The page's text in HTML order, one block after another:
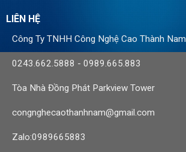
LIÊN HỆ
Công Ty TNHH Công Nghệ Cao Thành Nam
0243.662.5888 - 0989.665.883
Tòa Nhà Đồng Phát Parkview Tower
congnghecaothanhnam@gmail.com
Zalo:0989665883